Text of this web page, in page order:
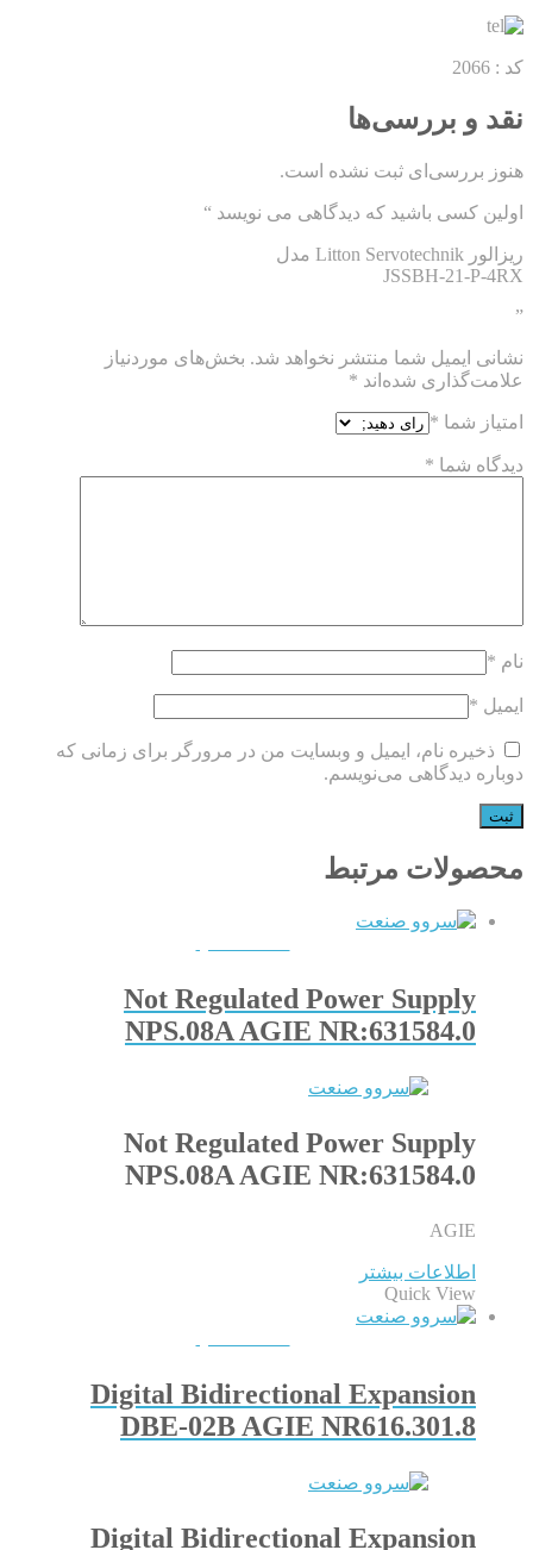
کد : 2066
نقد و بررسی‌ها
هنوز بررسی‌ای ثبت نشده است.
اولین کسی باشید که دیدگاهی می نویسد “
ریزالور Litton Servotechnik مدل
JSSBH-21-P-4RX
”
نشانی ایمیل شما منتشر نخواهد شد. بخش‌های موردنیاز
علامت‌گذاری شده‌اند *
امتیاز شما *
دیدگاه شما *
نام *
ایمیل *
ذخیره نام، ایمیل و وبسایت من در مرورگر برای زمانی که
دوباره دیدگاهی می‌نویسم.
محصولات مرتبط
Not Regulated Power Supply
NPS.08A AGIE NR:631584.0
Not Regulated Power Supply
NPS.08A AGIE NR:631584.0
AGIE
اطلاعات بیشتر
Quick View
Digital Bidirectional Expansion
DBE-02B AGIE NR616.301.8
Digital Bidirectional Expansion